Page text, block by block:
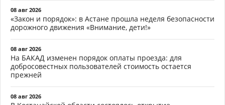
08 авг 2026
«Закон и порядок»: в Астане прошла неделя безопасности
дорожного движения «Внимание, дети!»
08 авг 2026
На БАКАД изменен порядок оплаты проезда: для
добросовестных пользователей стоимость остается
прежней
08 авг 2026